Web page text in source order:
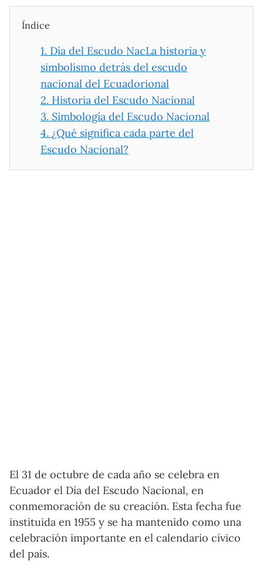
Índice
1. Día del Escudo NacLa historia y
simbolismo detrás del escudo
nacional del Ecuadorional
2. Historia del Escudo Nacional
3. Simbología del Escudo Nacional
4. ¿Qué significa cada parte del
Escudo Nacional?
El 31 de octubre de cada año se celebra en
Ecuador el Día del Escudo Nacional, en
conmemoración de su creación. Esta fecha fue
instituida en 1955 y se ha mantenido como una
celebración importante en el calendario cívico
del país.